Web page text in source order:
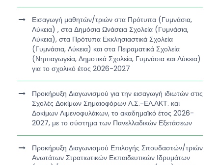
Εισαγωγή μαθητών/τριών στα Πρότυπα (Γυμνάσια,
Λύκεια) , στα Δημόσια Ωνάσεια Σχολεία (Γυμνάσια,
Λύκεια), στα Πρότυπα Εκκλησιαστικά Σχολεία
(Γυμνάσια, Λύκεια) και στα Πειραματικά Σχολεία
(Νηπιαγωγεία, Δημοτικά Σχολεία, Γυμνάσια και Λύκεια)
για το σχολικό έτος 2026-2027
Προκήρυξη Διαγωνισμού για την εισαγωγή ιδιωτών στις
Σχολές Δοκίμων Σημαιοφόρων Λ.Σ.-ΕΛ.ΑΚΤ. και
Δοκίμων Λιμενοφυλάκων, το ακαδημαϊκό έτος 2026-
2027, με το σύστημα των Πανελλαδικών Εξετάσεων
Προκήρυξη Διαγωνισμού Επιλογής Σπουδαστών/τριών
Ανωτάτων Στρατιωτικών Εκπαιδευτικών Ιδρυμάτων